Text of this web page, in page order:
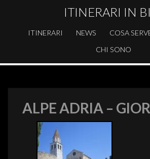
ITINERARI IN
ITINERARI NEWS COSA
CHI SONO
ALPE ADRIA –